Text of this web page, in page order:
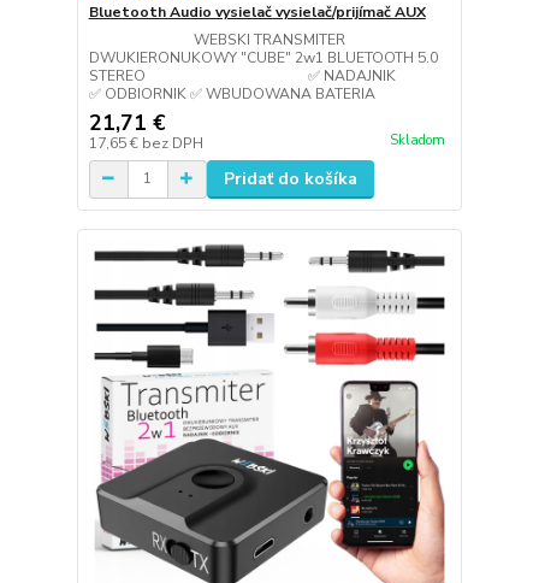
Bluetooth Audio vysielač vysielač/prijímač AUX
WEBSKI TRANSMITER
DWUKIERONUKOWY "CUBE" 2w1 BLUETOOTH 5.0
STEREO ✅ NADAJNIK
✅ ODBIORNIK ✅ WBUDOWANA BATERIA
21,71 €
17,65 € bez DPH Skladom
Pridať do košíka